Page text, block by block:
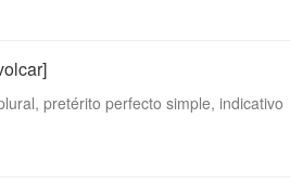
pretérito perfecto simple, indicativo